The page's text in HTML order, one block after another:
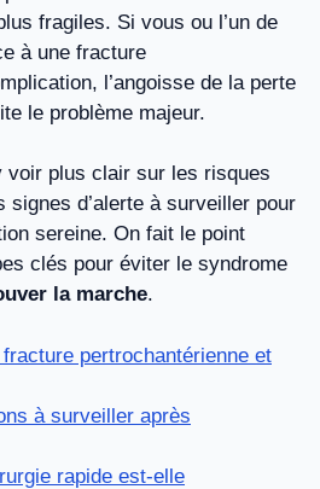
fragiles. Si vous ou l’un de
à une fracture
l’angoisse de la perte
le problème majeur.
voir plus clair sur les risques
signes d’alerte à surveiller pour
sereine. On fait le point
clés pour éviter le syndrome
la marche.
pertrochantérienne et
à surveiller après
rapide est-elle